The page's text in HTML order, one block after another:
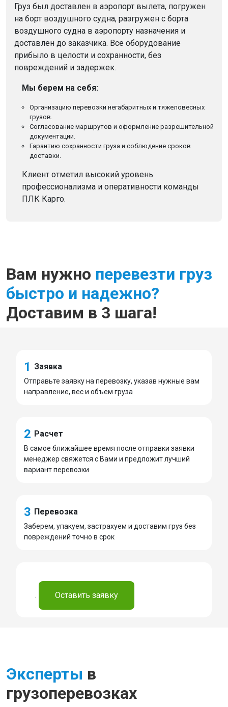
Груз был доставлен в аэропорт вылета, погружен
на борт воздушного судна, разгружен с борта
воздушного судна в аэропорту назначения и
доставлен до заказчика. Все оборудование
прибыло в целости и сохранности, без
повреждений и задержек.
Мы берем на себя:
Организацию перевозки негабаритных и тяжеловесных
грузов.
Согласование маршрутов и оформление разрешительной
документации.
Гарантию сохранности груза и соблюдение сроков
доставки.
Клиент отметил высокий уровень
профессионализма и оперативности команды
ПЛК Карго.
Вам нужно перевезти груз
быстро и надежно?
Доставим в 3 шага!
1 Заявка
Отправьте заявку на перевозку, указав нужные вам
направление, вес и объем груза
2 Расчет
В самое ближайшее время после отправки заявки
менеджер свяжется с Вами и предложит лучший
вариант перевозки
3 Перевозка
Заберем, упакуем, застрахуем и доставим груз без
повреждений точно в срок
. Оставить заявку
Эксперты в
грузоперевозках